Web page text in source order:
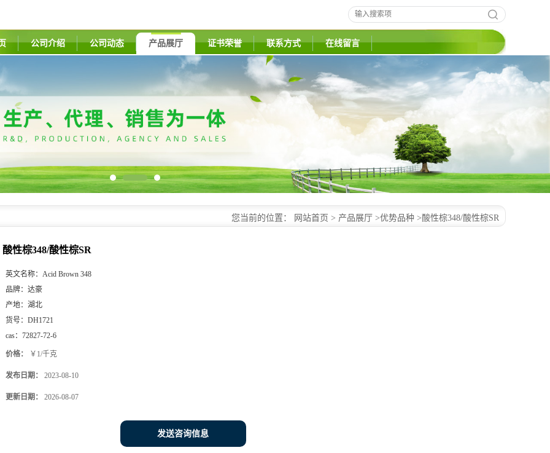
公司介绍 公司动态 产品展厅 证书荣誉 联系方式 在线留言
您当前的位置： 网站首页 > 产品展厅 >优势品种 >酸性棕348/酸性棕SR
酸性棕348/酸性棕SR
英文名称： Acid Brown 348
品牌： 达豪
产地： 湖北
货号： DH1721
cas： 72827-72-6
价格： ￥1/千克
发布日期： 2023-08-10
更新日期： 2026-08-07
发送咨询信息